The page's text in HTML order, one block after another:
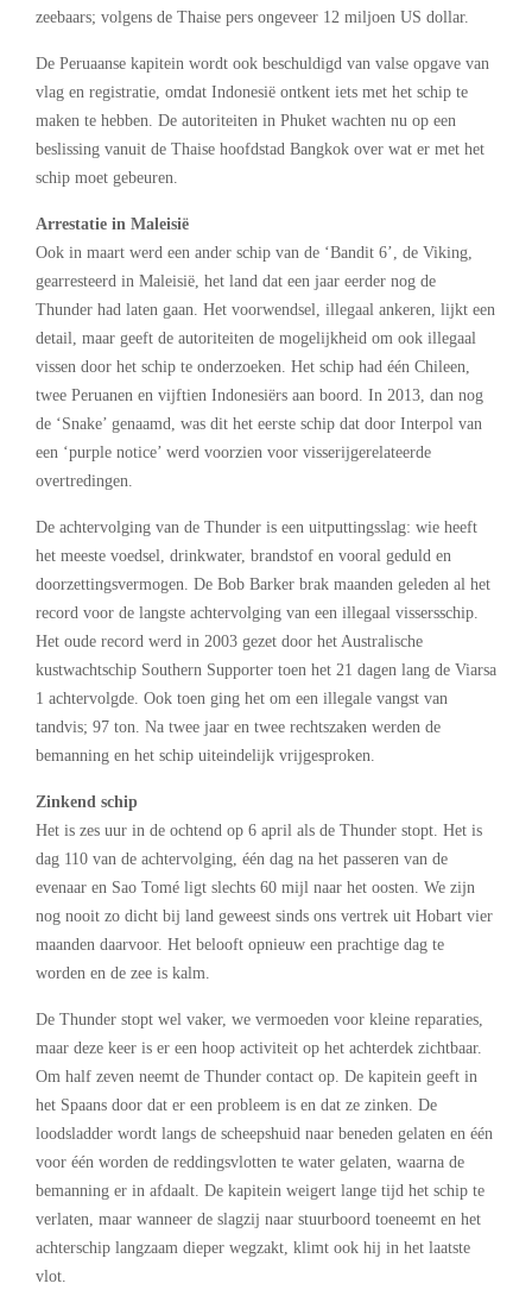
zeebaars; volgens de Thaise pers ongeveer 12 miljoen US dollar.
De Peruaanse kapitein wordt ook beschuldigd van valse opgave van
vlag en registratie, omdat Indonesië ontkent iets met het schip te
maken te hebben. De autoriteiten in Phuket wachten nu op een
beslissing vanuit de Thaise hoofdstad Bangkok over wat er met het
schip moet gebeuren.
Arrestatie in Maleisië
Ook in maart werd een ander schip van de ‘Bandit 6’, de Viking,
gearresteerd in Maleisië, het land dat een jaar eerder nog de
Thunder had laten gaan. Het voorwendsel, illegaal ankeren, lijkt een
detail, maar geeft de autoriteiten de mogelijkheid om ook illegaal
vissen door het schip te onderzoeken. Het schip had één Chileen,
twee Peruanen en vijftien Indonesiërs aan boord. In 2013, dan nog
de ‘Snake’ genaamd, was dit het eerste schip dat door Interpol van
een ‘purple notice’ werd voorzien voor visserijgerelateerde
overtredingen.
De achtervolging van de Thunder is een uitputtingsslag: wie heeft
het meeste voedsel, drinkwater, brandstof en vooral geduld en
doorzettingsvermogen. De Bob Barker brak maanden geleden al het
record voor de langste achtervolging van een illegaal vissersschip.
Het oude record werd in 2003 gezet door het Australische
kustwachtschip Southern Supporter toen het 21 dagen lang de Viarsa
1 achtervolgde. Ook toen ging het om een illegale vangst van
tandvis; 97 ton. Na twee jaar en twee rechtszaken werden de
bemanning en het schip uiteindelijk vrijgesproken.
Zinkend schip
Het is zes uur in de ochtend op 6 april als de Thunder stopt. Het is
dag 110 van de achtervolging, één dag na het passeren van de
evenaar en Sao Tomé ligt slechts 60 mijl naar het oosten. We zijn
nog nooit zo dicht bij land geweest sinds ons vertrek uit Hobart vier
maanden daarvoor. Het belooft opnieuw een prachtige dag te
worden en de zee is kalm.
De Thunder stopt wel vaker, we vermoeden voor kleine reparaties,
maar deze keer is er een hoop activiteit op het achterdek zichtbaar.
Om half zeven neemt de Thunder contact op. De kapitein geeft in
het Spaans door dat er een probleem is en dat ze zinken. De
loodsladder wordt langs de scheepshuid naar beneden gelaten en één
voor één worden de reddingsvlotten te water gelaten, waarna de
bemanning er in afdaalt. De kapitein weigert lange tijd het schip te
verlaten, maar wanneer de slagzij naar stuurboord toeneemt en het
achterschip langzaam dieper wegzakt, klimt ook hij in het laatste
vlot.